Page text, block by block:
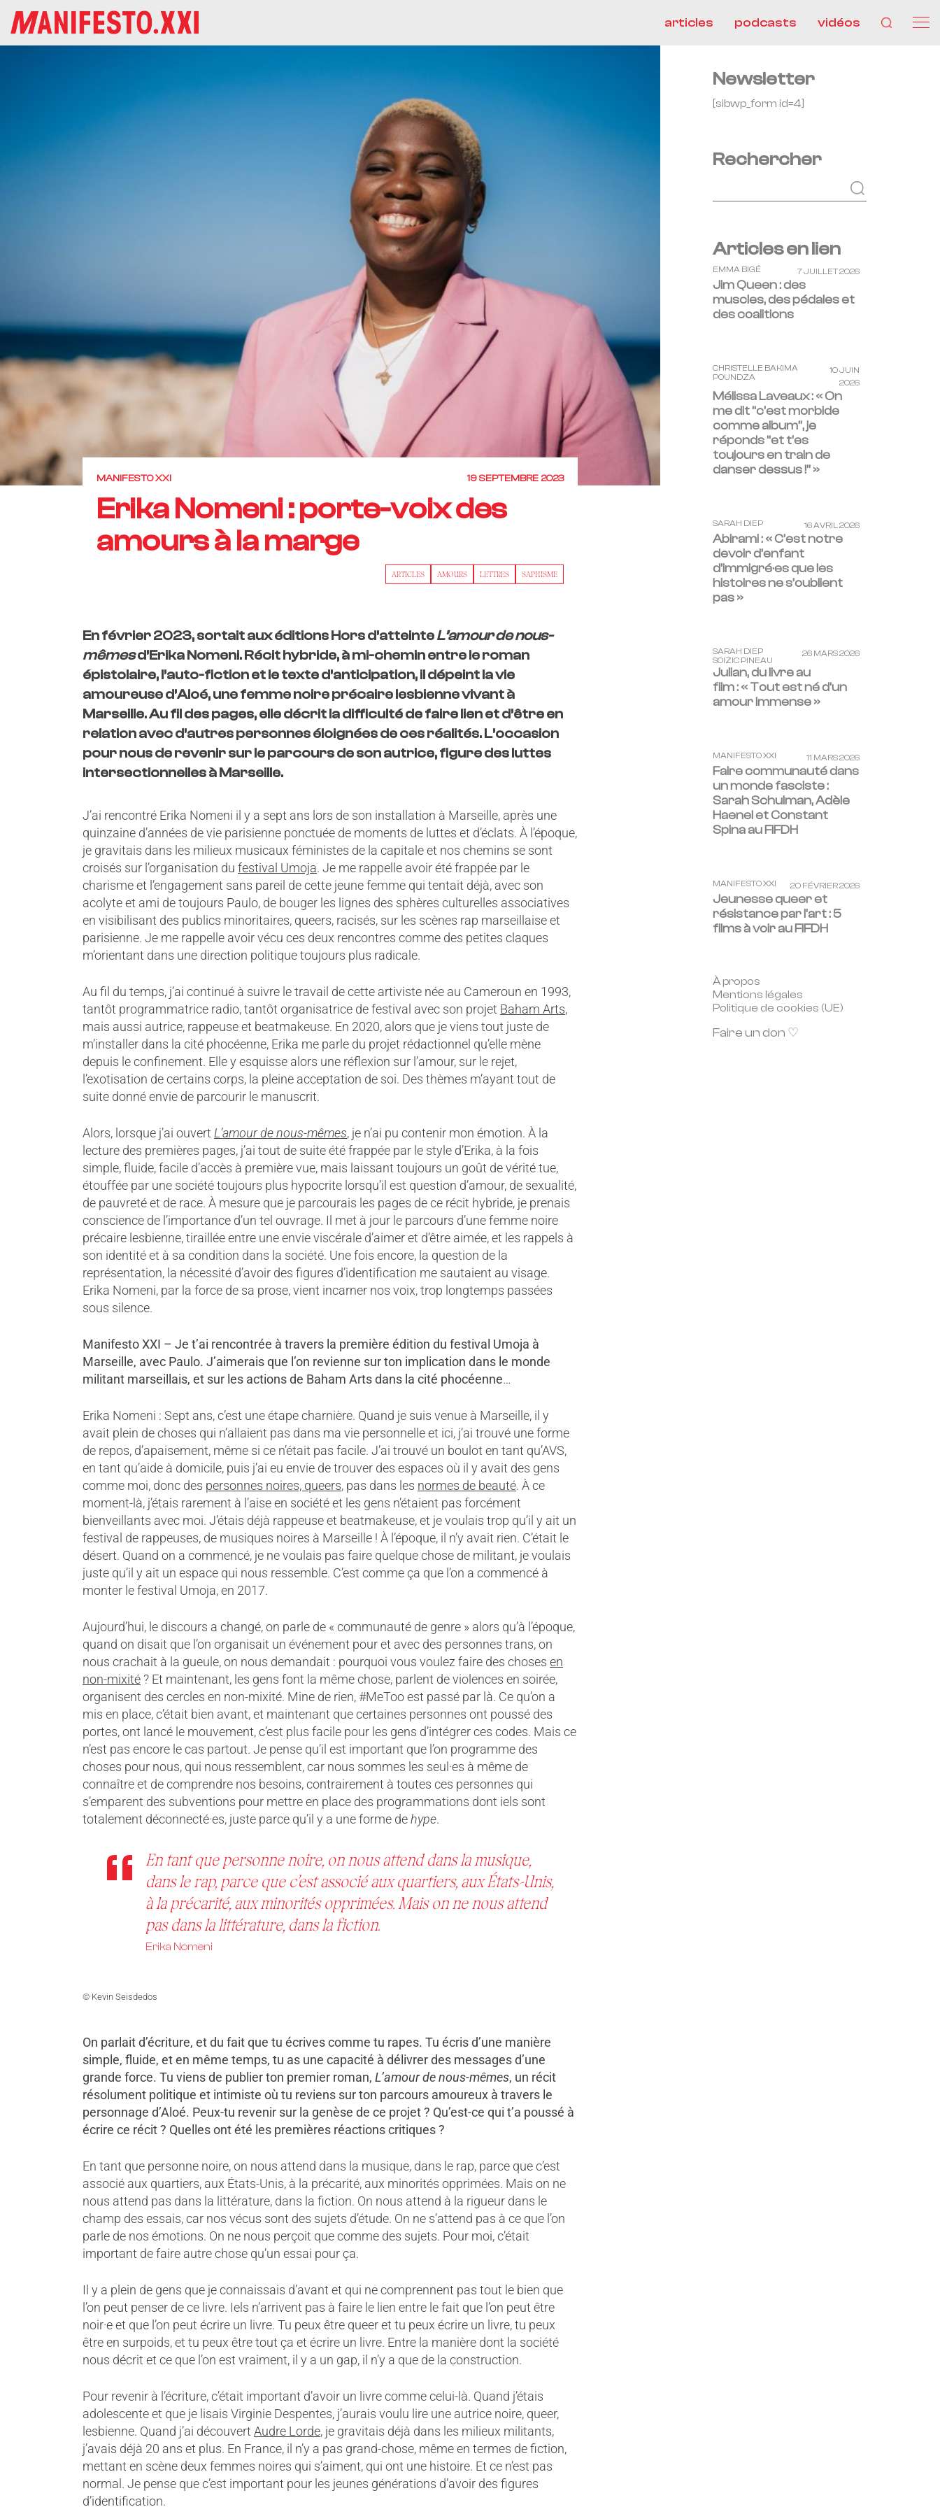
articles podcasts vidéos
MANIFESTO XXI 19 SEPTEMBRE 2023
Erika Nomeni : porte-voix des
amours à la marge
ARTICLES AMOURS LETTRES SAPHISME
En février 2023, sortait aux éditions Hors d’atteinteL’amour de nous-
mêmesd’Erika Nomeni. Récit hybride, à mi-chemin entre le roman
épistolaire, l’auto-fiction et le texte d’anticipation, il dépeint la vie
amoureuse d’Aloé, une femme noire précaire lesbienne vivant à
Marseille. Au fil des pages, elle décrit la difficulté de faire lien et d’être en
relation avec d’autres personnes éloignées de ces réalités. L’occasion
pour nous de revenir sur le parcours de son autrice, figure des luttes
intersectionnelles à Marseille.
J’ai rencontré Erika Nomeni il y a sept ans lors de son installation à Marseille, après une
quinzaine d’années de vie parisienne ponctuée de moments de luttes et d’éclats. À l’époque,
je gravitais dans les milieux musicaux féministes de la capitale et nos chemins se sont
croisés sur l’organisation du festival Umoja. Je me rappelle avoir été frappée par le
charisme et l’engagement sans pareil de cette jeune femme qui tentait déjà, avec son
acolyte et ami de toujours Paulo, de bouger les lignes des sphères culturelles associatives
en visibilisant des publics minoritaires, queers, racisés, sur les scènes rap marseillaise et
parisienne. Je me rappelle avoir vécu ces deux rencontres comme des petites claques
m’orientant dans une direction politique toujours plus radicale.
Au fil du temps, j’ai continué à suivre le travail de cette artiviste née au Cameroun en 1993,
tantôt programmatrice radio, tantôt organisatrice de festival avec son projet Baham Arts,
mais aussi autrice, rappeuse et beatmakeuse. En 2020, alors que je viens tout juste de
m’installer dans la cité phocéenne, Erika me parle du projet rédactionnel qu’elle mène
depuis le confinement. Elle y esquisse alors une réflexion sur l’amour, sur le rejet,
l’exotisation de certains corps, la pleine acceptation de soi. Des thèmes m’ayant tout de
suite donné envie de parcourir le manuscrit.
Alors, lorsque j’ai ouvert L’amour de nous-mêmes, je n’ai pu contenir mon émotion. À la
lecture des premières pages, j’ai tout de suite été frappée par le style d’Erika, à la fois
simple, fluide, facile d’accès à première vue, mais laissant toujours un goût de vérité tue,
étouffée par une société toujours plus hypocrite lorsqu’il est question d’amour, de sexualité,
de pauvreté et de race. À mesure que je parcourais les pages de ce récit hybride, je prenais
conscience de l’importance d’un tel ouvrage. Il met à jour le parcours d’une femme noire
précaire lesbienne, tiraillée entre une envie viscérale d’aimer et d’être aimée, et les rappels à
son identité et à sa condition dans la société. Une fois encore, la question de la
représentation, la nécessité d’avoir des figures d’identification me sautaient au visage.
Erika Nomeni, par la force de sa prose, vient incarner nos voix, trop longtemps passées
sous silence.
Manifesto XXI – Je t’ai rencontrée à travers la première édition du festival Umoja à
Marseille, avec Paulo. J’aimerais que l’on revienne sur ton implication dans le monde
militant marseillais, et sur les actions de Baham Arts dans la cité phocéenne…
Erika Nomeni : Sept ans, c’est une étape charnière. Quand je suis venue à Marseille, il y
avait plein de choses qui n’allaient pas dans ma vie personnelle et ici, j’ai trouvé une forme
de repos, d’apaisement, même si ce n’était pas facile. J’ai trouvé un boulot en tant qu’AVS,
en tant qu’aide à domicile, puis j’ai eu envie de trouver des espaces où il y avait des gens
comme moi, donc des personnes noires, queers, pas dans les normes de beauté. À ce
moment-là, j’étais rarement à l’aise en société et les gens n’étaient pas forcément
bienveillants avec moi. J’étais déjà rappeuse et beatmakeuse, et je voulais trop qu’il y ait un
festival de rappeuses, de musiques noires à Marseille ! À l’époque, il n’y avait rien. C’était le
désert. Quand on a commencé, je ne voulais pas faire quelque chose de militant, je voulais
juste qu’il y ait un espace qui nous ressemble. C’est comme ça que l’on a commencé à
monter le festival Umoja, en 2017.
Aujourd’hui, le discours a changé, on parle de « communauté de genre » alors qu’à l’époque,
quand on disait que l’on organisait un événement pour et avec des personnes trans, on
nous crachait à la gueule, on nous demandait : pourquoi vous voulez faire des choses en
non-mixité? Et maintenant, les gens font la même chose, parlent de violences en soirée,
organisent des cercles en non-mixité. Mine de rien, #MeToo est passé par là. Ce qu’on a
mis en place, c’était bien avant, et maintenant que certaines personnes ont poussé des
portes, ont lancé le mouvement, c’est plus facile pour les gens d’intégrer ces codes. Mais ce
n’est pas encore le cas partout. Je pense qu’il est important que l’on programme des
choses pour nous, qui nous ressemblent, car nous sommes les seul·es à même de
connaître et de comprendre nos besoins, contrairement à toutes ces personnes qui
s’emparent des subventions pour mettre en place des programmations dont iels sont
totalement déconnecté·es, juste parce qu’il y a une forme dehype.
En tant que personne noire, on nous attend dans la musique,
dans le rap, parce que c’est associé aux quartiers, aux États-Unis,
à la précarité, aux minorités opprimées. Mais on ne nous attend
pas dans la littérature, dans la fiction.
Erika Nomeni
© Kevin Seisdedos
On parlait d’écriture, et du fait que tu écrives comme tu rapes. Tu écris d’une manière
simple, fluide, et en même temps, tu as une capacité à délivrer des messages d’une
grande force. Tu viens de publier ton premier roman, L’amour de nous-mêmes, un récit
résolument politique et intimiste où tu reviens sur ton parcours amoureux à travers le
personnage d’Aloé. Peux-tu revenir sur la genèse de ce projet ? Qu’est-ce qui t’a poussé à
écrire ce récit ? Quelles ont été les premières réactions critiques ?
En tant que personne noire, on nous attend dans la musique, dans le rap, parce que c’est
associé aux quartiers, aux États-Unis, à la précarité, aux minorités opprimées. Mais on ne
nous attend pas dans la littérature, dans la fiction. On nous attend à la rigueur dans le
champ des essais, car nos vécus sont des sujets d’étude. On ne s’attend pas à ce que l’on
parle de nos émotions. On ne nous perçoit que comme des sujets. Pour moi, c’était
important de faire autre chose qu’un essai pour ça.
Il y a plein de gens que je connaissais d’avant et qui ne comprennent pas tout le bien que
l’on peut penser de ce livre. Iels n’arrivent pas à faire le lien entre le fait que l’on peut être
noir·e et que l’on peut écrire un livre. Tu peux être queer et tu peux écrire un livre, tu peux
être en surpoids, et tu peux être tout ça et écrire un livre. Entre la manière dont la société
nous décrit et ce que l’on est vraiment, il y a un gap, il n’y a que de la construction.
Pour revenir à l’écriture, c’était important d’avoir un livre comme celui-là. Quand j’étais
adolescente et que je lisais Virginie Despentes, j’aurais voulu lire une autrice noire, queer,
lesbienne. Quand j’ai découvert Audre Lorde, je gravitais déjà dans les milieux militants,
j’avais déjà 20 ans et plus. En France, il n’y a pas grand-chose, même en termes de fiction,
mettant en scène deux femmes noires qui s’aiment, qui ont une histoire. Et ce n’est pas
normal. Je pense que c’est important pour les jeunes générations d’avoir des figures
d’identification.
Newsletter
[sibwp_form id=4]
Rechercher
Articles en lien
EMMA BIGÉ 7 JUILLET 2026
Jim Queen : des
muscles, des pédales et
des coalitions
CHRISTELLE BAKIMA
POUNDZA
10 JUIN
2026
Mélissa Laveaux : « On
me dit “c’est morbide
comme album”, je
réponds “et t’es
toujours en train de
danser dessus !” »
SARAH DIEP 16 AVRIL 2026
Abirami : « C’est notre
devoir d’enfant
d’immigré·es que les
histoires ne s’oublient
pas »
SARAH DIEP
SOIZIC PINEAU
26 MARS 2026
Julian, du livre au
film : « Tout est né d’un
amour immense »
MANIFESTO XXI 11 MARS 2026
Faire communauté dans
un monde fasciste :
Sarah Schulman, Adèle
Haenel et Constant
Spina au FIFDH
MANIFESTO XXI 20 FÉVRIER 2026
Jeunesse queer et
résistance par l’art : 5
films à voir au FIFDH
À propos
Mentions légales
Politique de cookies (UE)
Faire un don ♡